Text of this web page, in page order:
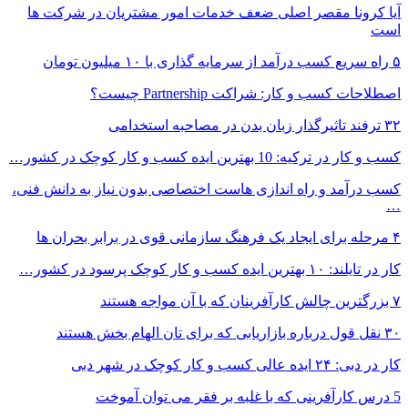
آیا کرونا مقصر اصلی ضعف خدمات امور مشتریان در شرکت ها
است
۵ راه سریع کسب درآمد از سرمایه گذاری با ۱۰ میلیون تومان
اصطلاحات کسب و کار: شراکت Partnership چیست؟
۳۲ ترفند تاثیرگذار زبان بدن در مصاحبه استخدامی
کسب و کار در ترکیه: 10 بهترین ایده‌ کسب و کار کوچک در کشور…
کسب درآمد و راه اندازی هاست اختصاصی بدون نیاز به دانش فنی،
…
۴ مرحله برای ایجاد یک فرهنگ سازمانی قوی در برابر بحران ها
کار در تایلند: ۱۰ بهترین ایده کسب و کار کوچک پرسود در کشور…
۷ بزرگترین چالش کارآفرینان که با آن مواجه هستند
۳۰ نقل قول درباره بازاریابی که برای تان الهام بخش هستند
کار در دبی: ۲۴ ایده عالی کسب و کار کوچک در شهر دبی
5 درس کارآفرینی که با غلبه بر فقر می توان آموخت